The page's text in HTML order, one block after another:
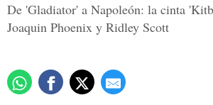
De 'Gladiator' a Napoleón: la cinta
Joaquin Phoenix y Ridley Scott